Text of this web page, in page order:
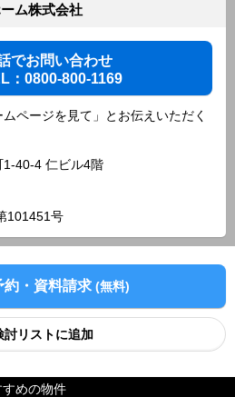
ム株式会社
でお問い合わせ
：0800-800-1169
ページを見て」とお伝えいただく
1-40-4 仁ビル4階
101451号
約・資料請求 (無料)
討リスト
めの物件